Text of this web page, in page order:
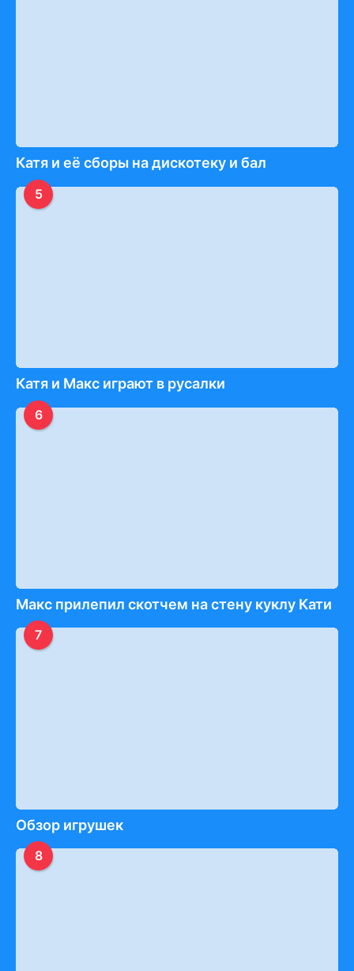
Катя и её сборы на дискотеку и бал
5
Катя и Макс играют в русалки
6
Макс прилепил скотчем на стену куклу Кати
7
Обзор игрушек
8